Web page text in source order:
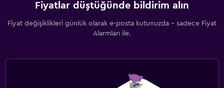
Fiyatlar düştüğünde bildirim alın
Fiyat değişiklikleri günlük olarak e-posta kutunuzda - sadece Fiyat
Alarmları ile.